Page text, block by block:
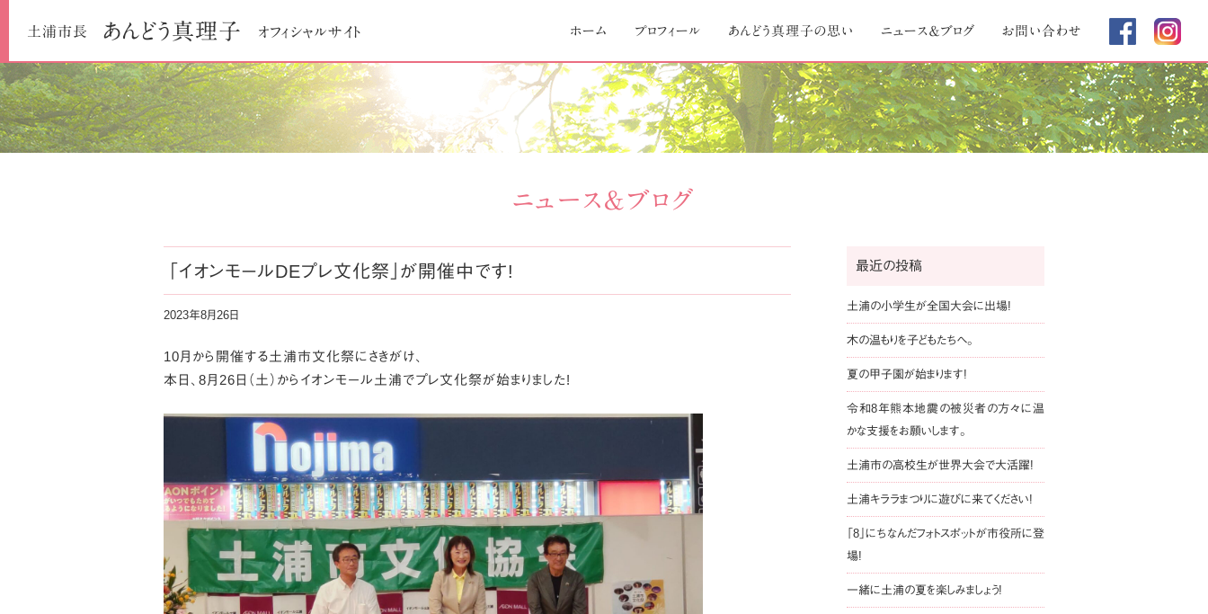
土浦市長 あんどう真理子 オフィシャルサイト
to
ホーム プロフィール あんどう真理子の思い ニュース＆ブログ お問い合わせ
ニュース＆ブログ
「イオンモールDEプレ文化祭」が開催中です!
2023年8月26日
10月から開催する土浦市文化祭にさきがけ、
本日、8月26日（土）からイオンモール土浦でプレ文化祭が始まりました!
最近の投稿
土浦の小学生が全国大会に出場!
木の温もりを子どもたちへ。
夏の甲子園が始まります!
令和8年熊本地震の被災者の方々に温
かな支援をお願いします。
土浦市の高校生が世界大会で大活躍!
土浦キララまつりに遊びに来てください!
「8」にちなんだフォトスポットが市役所に登
場!
一緒に土浦の夏を楽しみましょう!